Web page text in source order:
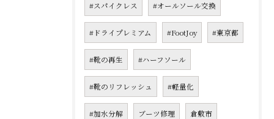
#スパイクレス #オールソール交換
#ドライプレミアム #FootJoy #東京都
#靴の再生 #ハーフソール
#靴のリフレッシュ #軽量化
#加水分解 ブーツ修理 倉敷市